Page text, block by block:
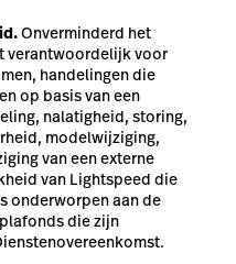
Onverminderd het
verantwoordelijk voor
handelingen die
op basis van een
nalatigheid, storing,
modelwijziging,
van een externe
van Lightspeed die
onderworpen aan de
die zijn